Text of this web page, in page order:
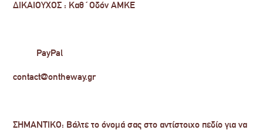
ΔΙΚΑΙΟΥΧΟΣ : Καθ΄Οδόν ΑΜΚΕ
PayPal
contact@ontheway.gr
ΣΗΜΑΝΤΙΚΟ: Βάλτε το όνομά σας στο αντίστοιχο πεδίο για να